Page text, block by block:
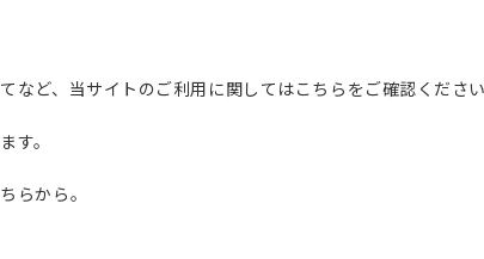
ど、当サイトのご利用に関してはこちらをご確認ください
す。
らから。